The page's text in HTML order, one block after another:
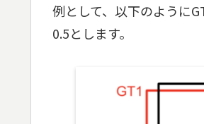
例として、以下のように
0.5とします。